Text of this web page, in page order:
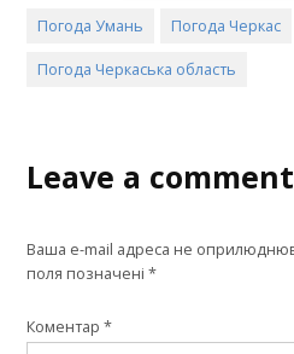
Погода Умань Погода Черкас
Погода Черкаська область
Leave a comment
Ваша e-mail адреса не
поля позначені*
Коментар*